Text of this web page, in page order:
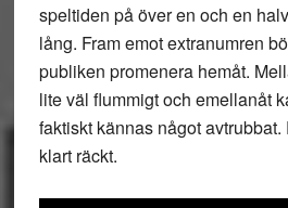
speltiden på över en och en
lång. Fram emot extranumren
publiken promenera hemåt.
lite väl flummigt och emellanåt
faktiskt kännas något
klart räckt.